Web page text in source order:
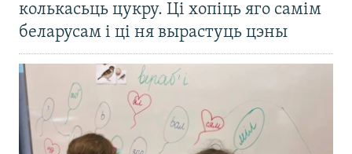
колькасьць цукру. Ці хопіць яго самім
беларусам і ці ня вырастуць цэны